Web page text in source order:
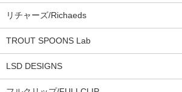
リチャーズ/Richaeds
TROUT SPOONS Lab
LSD DESIGNS